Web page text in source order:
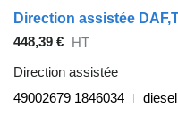
448,39 € HT
Direction assistée
49002679 1846034
diesel